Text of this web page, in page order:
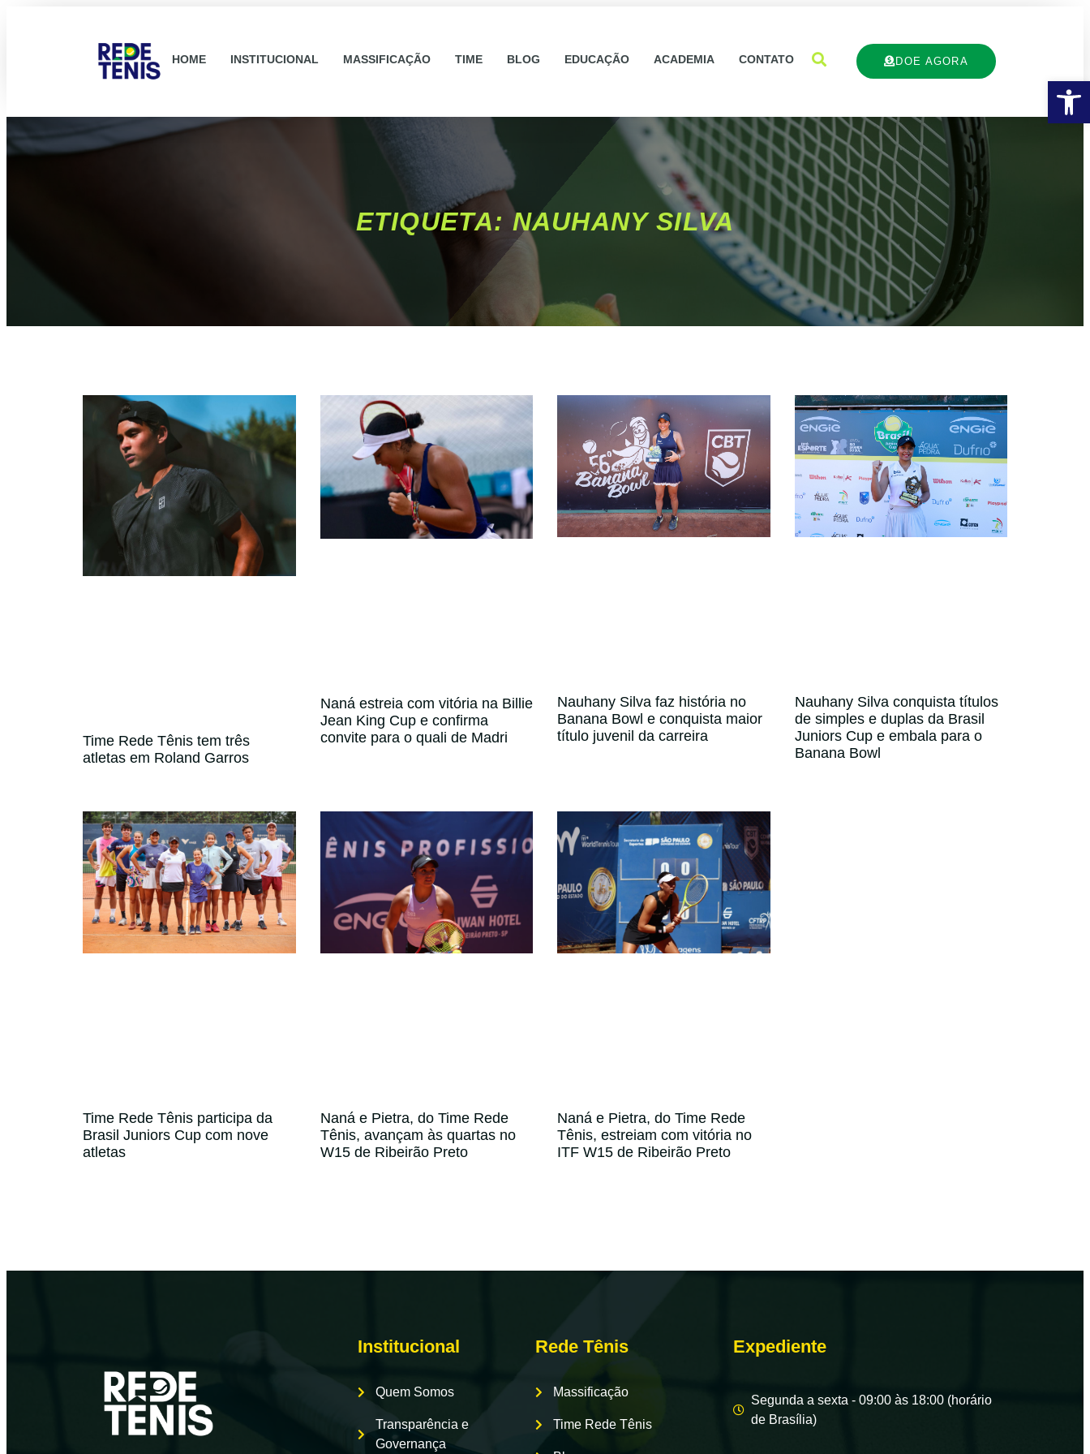
HOME INSTITUCIONAL MASSIFICAÇÃO TIME BLOG EDUCAÇÃO ACADEMIA CONTATO DOE AGORA
ETIQUETA: NAUHANY SILVA
Time Rede Tênis tem três
atletas em Roland Garros
Naná estreia com vitória na Billie
Jean King Cup e confirma
convite para o quali de Madri
Nauhany Silva faz história no
Banana Bowl e conquista maior
título juvenil da carreira
Nauhany Silva conquista títulos
de simples e duplas da Brasil
Juniors Cup e embala para o
Banana Bowl
Time Rede Tênis participa da
Brasil Juniors Cup com nove
atletas
Naná e Pietra, do Time Rede
Tênis, avançam às quartas no
W15 de Ribeirão Preto
Naná e Pietra, do Time Rede
Tênis, estreiam com vitória no
ITF W15 de Ribeirão Preto
Institucional
Quem Somos
Transparência e
Governança
Rede Tênis
Massificação
Time Rede Tênis
Expediente
Segunda a sexta - 09:00 às 18:00 (horário
de Brasília)